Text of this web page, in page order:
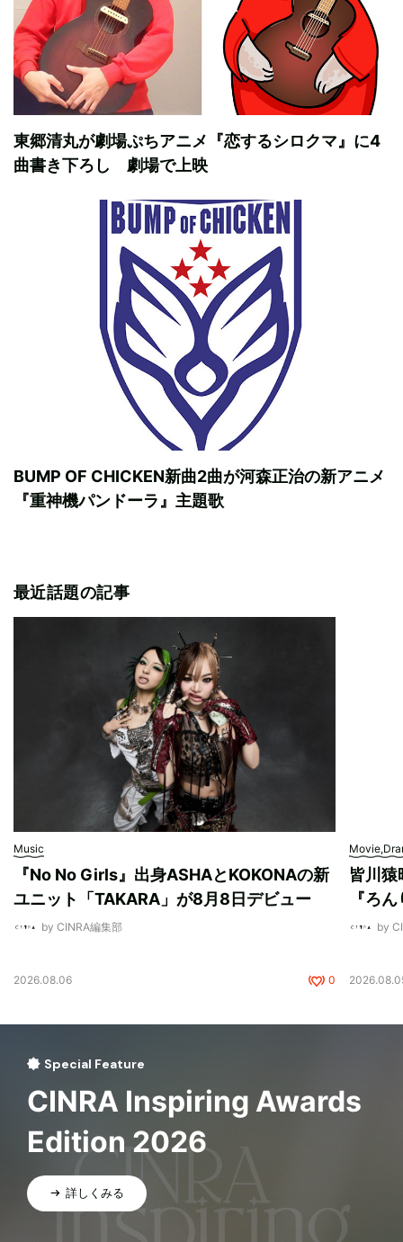
東郷清丸が劇場ぷちアニメ『恋するシロクマ』に4
曲書き下ろし 劇場で上映
BUMP OF CHICKEN新曲2曲が河森正治の新アニメ
『重神機パンドーラ』主題歌
最近話題の記事
Music
『No No Girls』出身ASHAとKOKONAの新
ユニット「TAKARA」が8月8日デビュー
by CINRA編集部
2026.08.06 0
皆川猿
『ろ
by
Special Feature
CINRA Inspiring Awards
Edition 2026
詳しくみる